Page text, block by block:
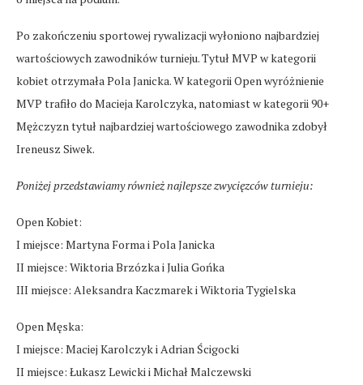
Po zakończeniu sportowej rywalizacji wyłoniono najbardziej
wartościowych zawodników turnieju. Tytuł MVP w kategorii
kobiet otrzymała Pola Janicka. W kategorii Open wyróżnienie
MVP trafiło do Macieja Karolczyka, natomiast w kategorii 90+
Mężczyzn tytuł najbardziej wartościowego zawodnika zdobył
Ireneusz Siwek.
Poniżej przedstawiamy również najlepsze zwycięzców turnieju:
Open Kobiet:
I miejsce: Martyna Forma i Pola Janicka
II miejsce: Wiktoria Brzózka i Julia Gońka
III miejsce: Aleksandra Kaczmarek i Wiktoria Tygielska
Open Męska:
I miejsce: Maciej Karolczyk i Adrian Ścigocki
II miejsce: Łukasz Lewicki i Michał Malczewski